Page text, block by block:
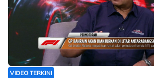
VIDEO TERKINI